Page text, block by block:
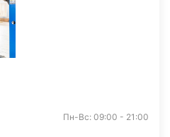
Пн-Вс: 09:00 - 21:00